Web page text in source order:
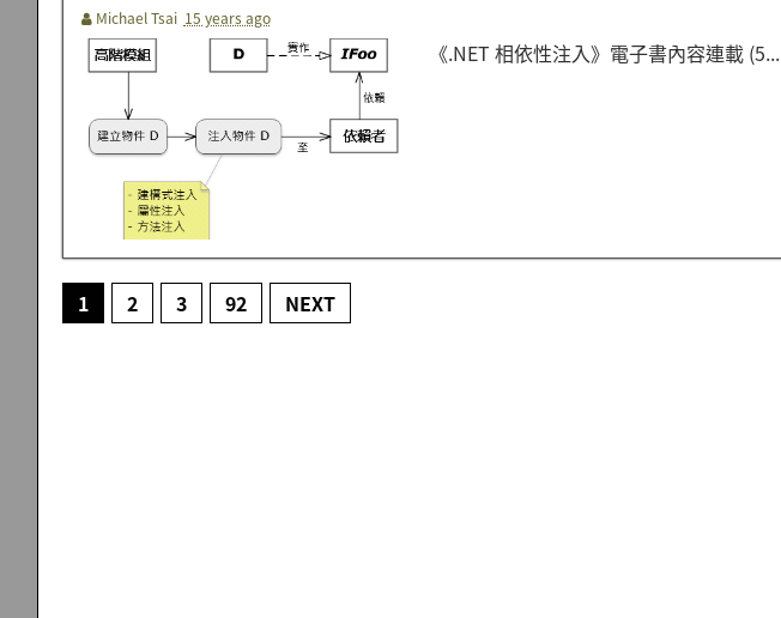
Michael Tsai 15 years ago
《.NET 相依性注入》電子書內容連載 (5...
1 2 3 92 NEXT